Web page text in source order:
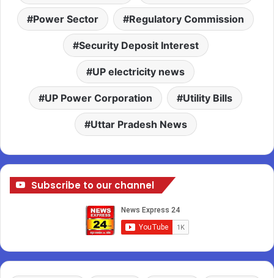
Power Sector Regulatory Commission
Security Deposit Interest
UP electricity news
UP Power Corporation Utility Bills
Uttar Pradesh News
Subscribe to our channel